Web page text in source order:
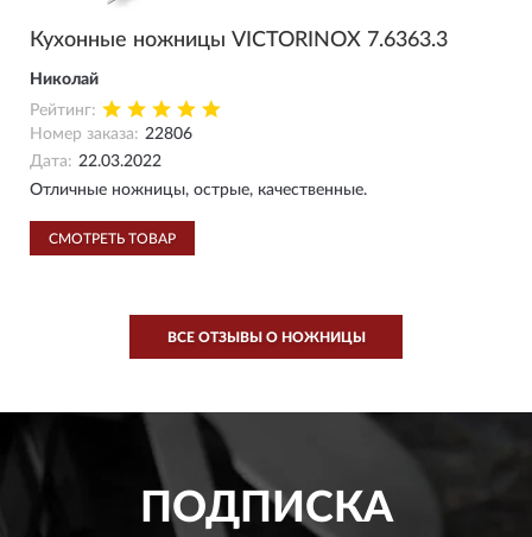
Кухонные ножницы VICTORINOX 7.6363.3
Николай
Рейтинг:
Номер заказа: 22806
Дата: 22.03.2022
Отличные ножницы, острые, качественные.
СМОТРЕТЬ ТОВАР
ВСЕ ОТЗЫВЫ О НОЖНИЦЫ
ПОДПИСКА